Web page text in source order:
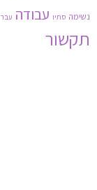
נשימה סתיו עבודה עבר
תקשור